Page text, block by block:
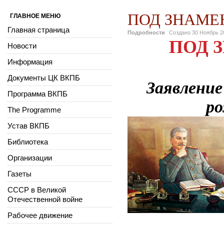
ПОД
Подробности Создано 30 Ноябрь
ПОД
ГЛАВНОЕ МЕНЮ
Главная страница
Новости
Информация
Документы ЦК ВКПБ
Программа ВКПБ
The Programme
Устав ВКПБ
Библиотека
Организации
Газеты
СССР в Великой
Отечественной войне
Рабочее движение